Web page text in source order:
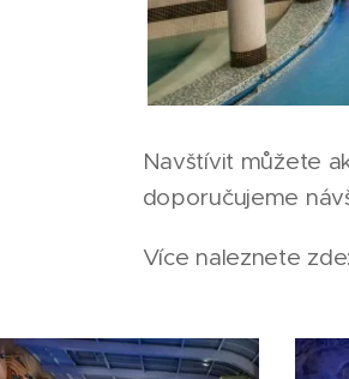
Navštívit můžete
doporučujeme
Více naleznete zde: